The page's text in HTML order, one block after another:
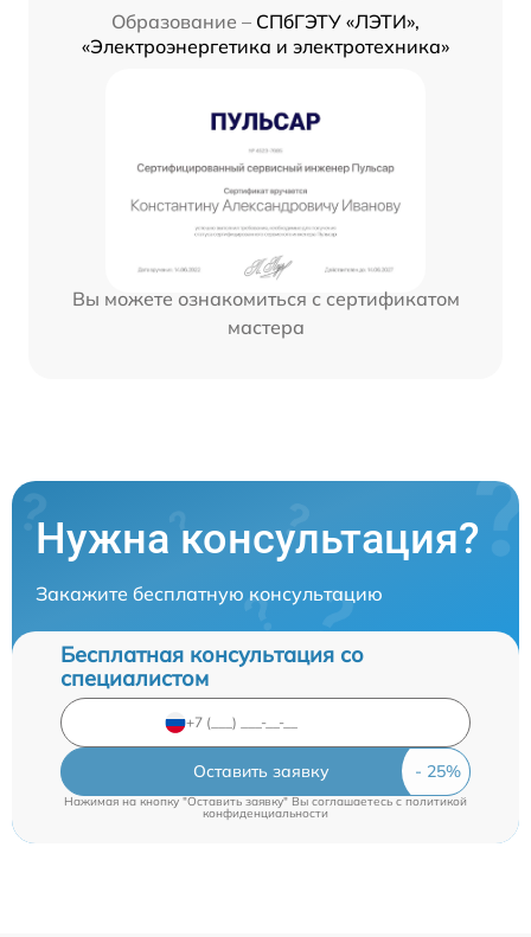
Образование – СПбГЭТУ «ЛЭТИ»,
«Электроэнергетика и электротехника»
Вы можете ознакомиться с сертификатом
мастера
Нужна консультация?
Закажите бесплатную консультацию
Бесплатная консультация со
специалистом
Оставить заявку
Нажимая на кнопку "Оставить заявку" Вы соглашаетесь cполитикой
конфиденциальности